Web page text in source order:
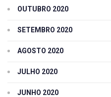
OUTUBRO 2020
SETEMBRO 2020
AGOSTO 2020
JULHO 2020
JUNHO 2020